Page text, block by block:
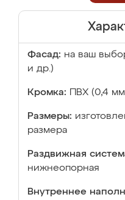
Фасад: на ваш
и др.)
Кромка: ПВХ (0,4
Размеры:
размера
Раздвижная
нижнеопорная
Внутреннее